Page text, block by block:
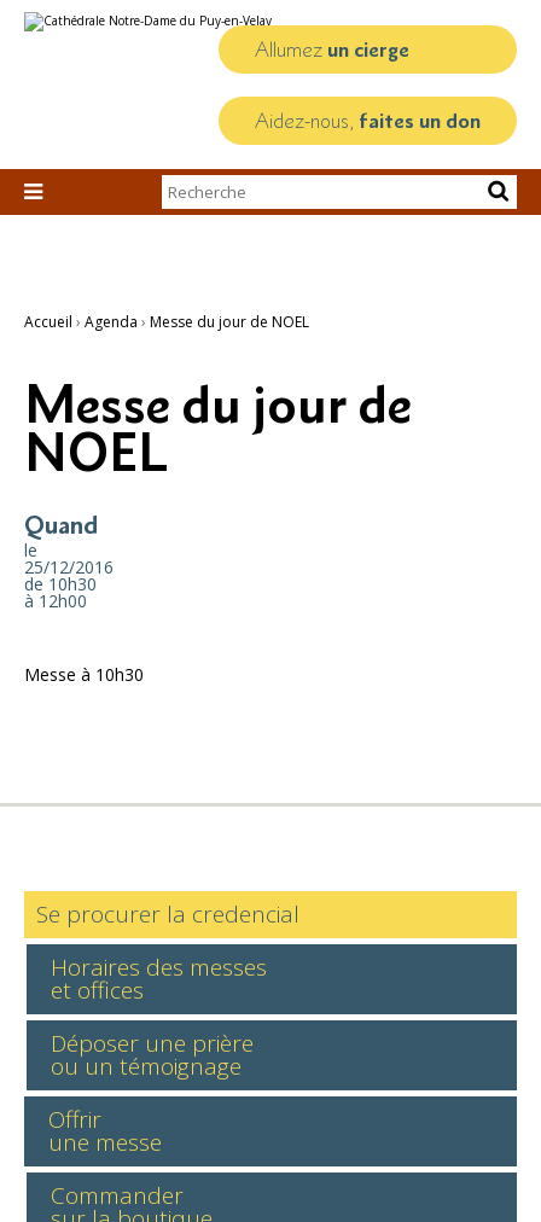
au
personnels
Allumez un cierge
Aidez-nous, faites un don

Chercher par
Recherche
Accueil › Agenda › Messe du jour de NOEL
Messe du jour de
NOEL
Quand
le
25/12/2016
de 10h30
à 12h00
Messe à 10h30
Se procurer la credencial
Horaires des messes
et offices
Déposer une prière
ou un témoignage
Offrir
une messe
Commander